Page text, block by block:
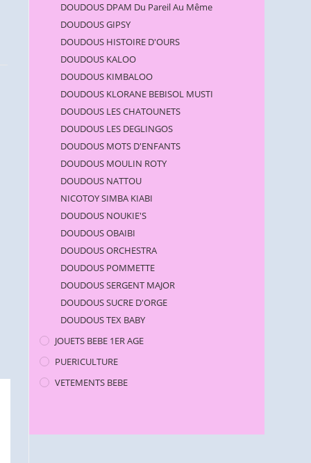
DOUDOUS DPAM Du Pareil Au Même
DOUDOUS GIPSY
DOUDOUS HISTOIRE D'OURS
DOUDOUS KALOO
DOUDOUS KIMBALOO
DOUDOUS KLORANE BEBISOL MUSTI
DOUDOUS LES CHATOUNETS
DOUDOUS LES DEGLINGOS
DOUDOUS MOTS D'ENFANTS
DOUDOUS MOULIN ROTY
DOUDOUS NATTOU
NICOTOY SIMBA KIABI
DOUDOUS NOUKIE'S
DOUDOUS OBAIBI
DOUDOUS ORCHESTRA
DOUDOUS POMMETTE
DOUDOUS SERGENT MAJOR
DOUDOUS SUCRE D'ORGE
DOUDOUS TEX BABY
JOUETS BEBE 1ER AGE
PUERICULTURE
VETEMENTS BEBE